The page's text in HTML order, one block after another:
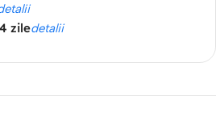
ziledetalii